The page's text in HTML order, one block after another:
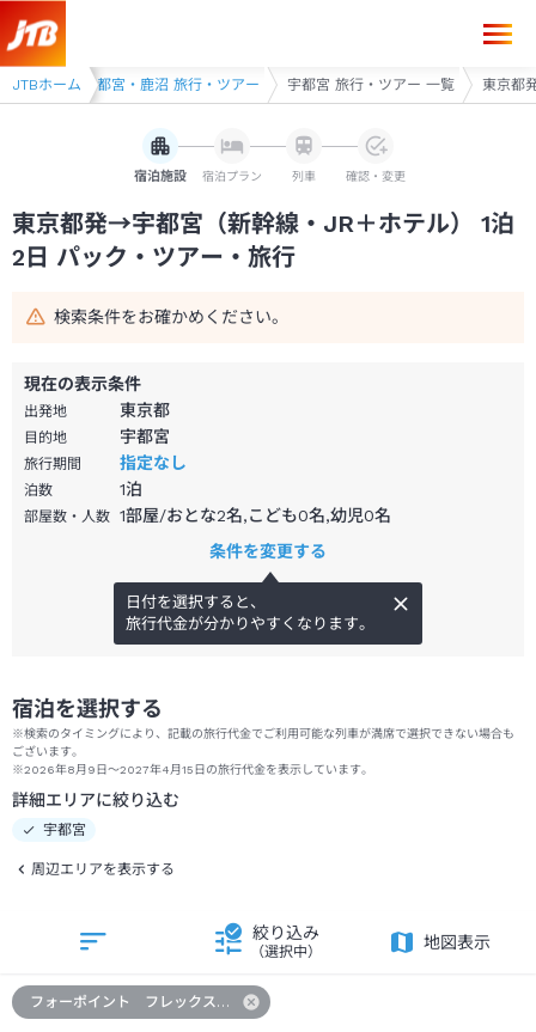
JTBホーム
ツアー 宇都宮・鹿沼 旅行・ツアー 宇都宮 旅行・ツアー 一覧 東京都
宿泊施設 宿泊プラン 列車 確認・変更
東京都発→宇都宮（新幹線・JR＋ホテル） 1泊
2日 パック・ツアー・旅行
検索条件をお確かめください。
現在の表示条件
出発地 東京都
目的地 宇都宮
旅行期間 指定なし
泊数 1泊
部屋数・人数 1部屋/おとな2名,こども0名,幼児0名
条件を変更する
日付を選択すると、
旅行代金が分かりやすくなります。
宿泊を選択する
※検索のタイミングにより、記載の旅行代金でご利用可能な列車が満席で選択できない場合も
ございます。
※2026年8月9日～2027年4月15日の旅行代金を表示しています。
詳細エリアに絞り込む
宇都宮
周辺エリアを表示する
絞り込み
（選択中）
地図表示
フォーポイント フレックス ｂｙ シェラトン 宇都宮